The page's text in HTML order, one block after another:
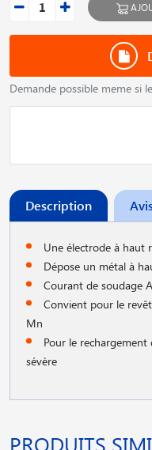
Demande possible meme si
Description
Une électrode à haut
Dépose un métal à
Courant de soudage
Convient pour le
Mn
Pour le rechargement
sévère
PRODUITS